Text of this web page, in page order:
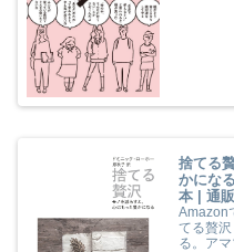
捨てる
かにな
本 | 通
Amazon
てる贅
る。ア